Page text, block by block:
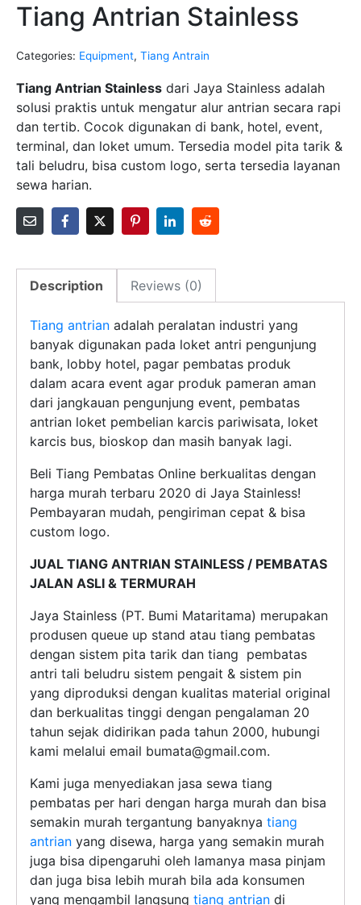
Tiang Antrian Stainless
Categories: Equipment, Tiang Antrain
Tiang Antrian Stainless dari Jaya Stainless adalah
solusi praktis untuk mengatur alur antrian secara rapi
dan tertib. Cocok digunakan di bank, hotel, event,
terminal, dan loket umum. Tersedia model pita tarik &
tali beludru, bisa custom logo, serta tersedia layanan
sewa harian.
Description Reviews (0)
Tiang antrian adalah peralatan industri yang
banyak digunakan pada loket antri pengunjung
bank, lobby hotel, pagar pembatas produk
dalam acara event agar produk pameran aman
dari jangkauan pengunjung event, pembatas
antrian loket pembelian karcis pariwisata, loket
karcis bus, bioskop dan masih banyak lagi.
Beli Tiang Pembatas Online berkualitas dengan
harga murah terbaru 2020 di Jaya Stainless!
Pembayaran mudah, pengiriman cepat & bisa
custom logo.
JUAL TIANG ANTRIAN STAINLESS / PEMBATAS
JALAN ASLI & TERMURAH
Jaya Stainless (PT. Bumi Mataritama) merupakan
produsen queue up stand atau tiang pembatas
dengan sistem pita tarik dan tiang pembatas
antri tali beludru sistem pengait & sistem pin
yang diproduksi dengan kualitas material original
dan berkualitas tinggi dengan pengalaman 20
tahun sejak didirikan pada tahun 2000, hubungi
kami melalui email bumata@gmail.com.
Kami juga menyediakan jasa sewa tiang
pembatas per hari dengan harga murah dan bisa
semakin murah tergantung banyaknya tiang
antrian yang disewa, harga yang semakin murah
juga bisa dipengaruhi oleh lamanya masa pinjam
dan juga bisa lebih murah bila ada konsumen
yang mengambil langsung tiang antrian di